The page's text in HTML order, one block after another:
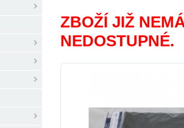
ZBOŽÍ JIŽ
NEDOSTUPNÉ.